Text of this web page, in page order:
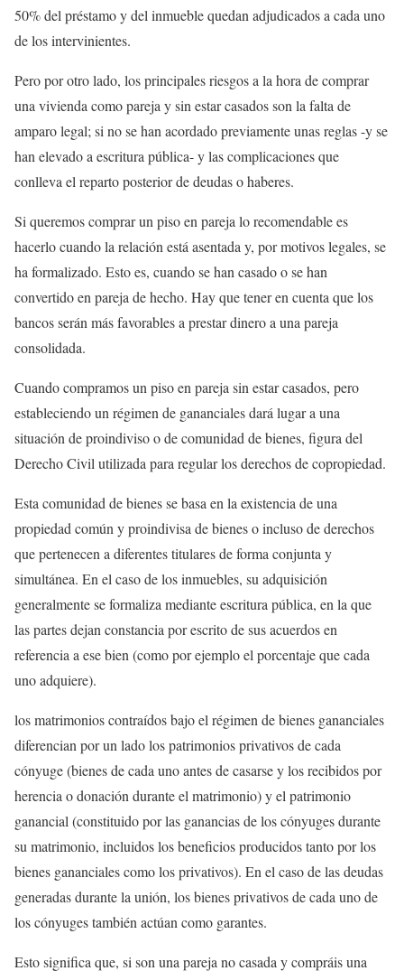
50% del préstamo y del inmueble quedan adjudicados a cada uno
de los intervinientes.
Pero por otro lado, los principales riesgos a la hora de comprar
una vivienda como pareja y sin estar casados son la falta de
amparo legal; si no se han acordado previamente unas reglas -y se
han elevado a escritura pública- y las complicaciones que
conlleva el reparto posterior de deudas o haberes.
Si queremos comprar un piso en pareja lo recomendable es
hacerlo cuando la relación está asentada y, por motivos legales, se
ha formalizado. Esto es, cuando se han casado o se han
convertido en pareja de hecho. Hay que tener en cuenta que los
bancos serán más favorables a prestar dinero a una pareja
consolidada.
Cuando compramos un piso en pareja sin estar casados, pero
estableciendo un régimen de gananciales dará lugar a una
situación de proindiviso o de comunidad de bienes, figura del
Derecho Civil utilizada para regular los derechos de copropiedad.
Esta comunidad de bienes se basa en la existencia de una
propiedad común y proindivisa de bienes o incluso de derechos
que pertenecen a diferentes titulares de forma conjunta y
simultánea. En el caso de los inmuebles, su adquisición
generalmente se formaliza mediante escritura pública, en la que
las partes dejan constancia por escrito de sus acuerdos en
referencia a ese bien (como por ejemplo el porcentaje que cada
uno adquiere).
los matrimonios contraídos bajo el régimen de bienes gananciales
diferencian por un lado los patrimonios privativos de cada
cónyuge (bienes de cada uno antes de casarse y los recibidos por
herencia o donación durante el matrimonio) y el patrimonio
ganancial (constituido por las ganancias de los cónyuges durante
su matrimonio, incluidos los beneficios producidos tanto por los
bienes gananciales como los privativos). En el caso de las deudas
generadas durante la unión, los bienes privativos de cada uno de
los cónyuges también actúan como garantes.
Esto significa que, si son una pareja no casada y compráis una